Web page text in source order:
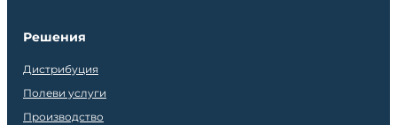
Решения
Дистрибуция
Полеви услуги
Производство